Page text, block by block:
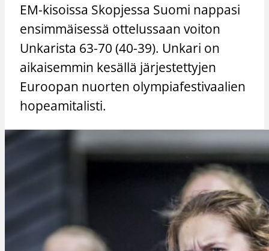
EM-kisoissa Skopjessa Suomi nappasi
ensimmäisessä ottelussaan voiton
Unkarista 63-70 (40-39). Unkari on
aikaisemmin kesällä järjestettyjen
Euroopan nuorten olympiafestivaalien
hopeamitalisti.